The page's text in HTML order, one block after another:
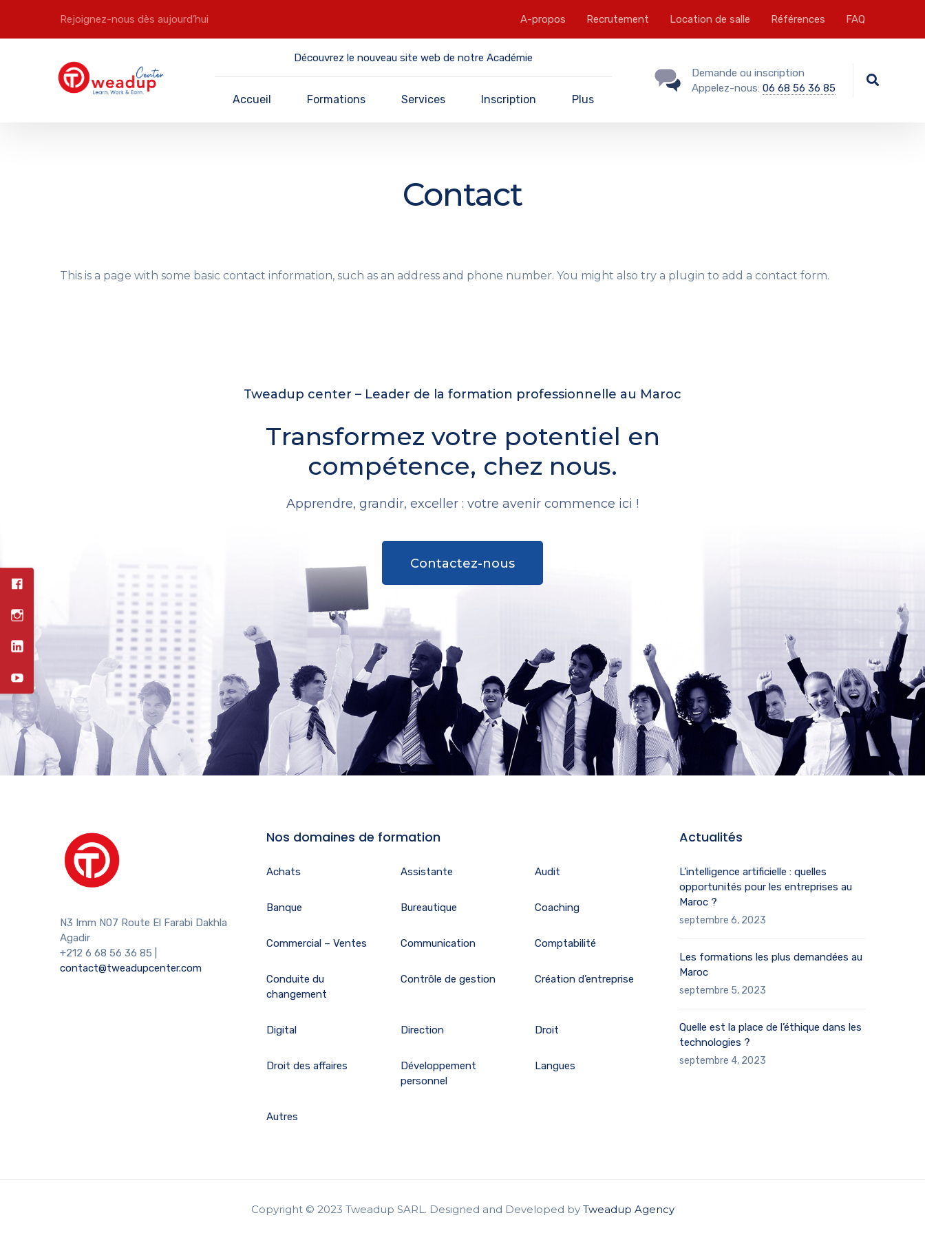
Rejoignez-nous dès aujourd’hui A-propos Recrutement Location de salle Références FAQ
Découvrez le nouveau site web de notre Académie
Accueil Formations Services Inscription Plus
Demande ou inscription
Appelez-nous: 06 68 56 36 85
Contact
This is a page with some basic contact information, such as an address and phone number. You might also try a plugin to add a contact form.
Tweadup center – Leader de la formation professionnelle au Maroc
Transformez votre potentiel en
compétence, chez nous.
Apprendre, grandir, exceller : votre avenir commence ici !
Contactez-nous
N3 Imm N07 Route El Farabi Dakhla
Agadir
+212 6 68 56 36 85
contact@tweadupcenter.com
Nos domaines de formation
Achats Assistante Audit
Banque Bureautique Coaching
Commercial – Ventes Communication Comptabilité
Conduite du
changement
Contrôle de gestion Création d’entreprise
Digital Direction Droit
Droit des affaires
Développement
personnel
Langues
Autres
Actualités
L’intelligence artificielle : quelles
opportunités pour les entreprises au
Maroc ?
septembre 6, 2023
Les formations les plus demandées au
Maroc
septembre 5, 2023
Quelle est la place de l’éthique dans les
technologies ?
septembre 4, 2023
Copyright © 2023 Tweadup SARL. Designed and Developed by Tweadup Agency